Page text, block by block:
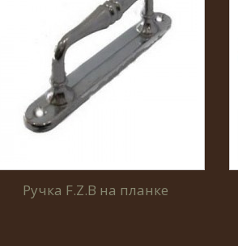
Ручка F.Z.B на планке